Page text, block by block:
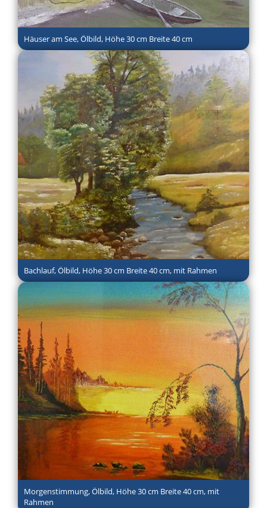
Häuser am See, Ölbild, Höhe 30 cm Breite 40 cm
Bachlauf, Ölbild, Höhe 30 cm Breite 40 cm, mit Rahmen
Morgenstimmung, Ölbild, Höhe 30 cm Breite 40 cm, mit
Rahmen